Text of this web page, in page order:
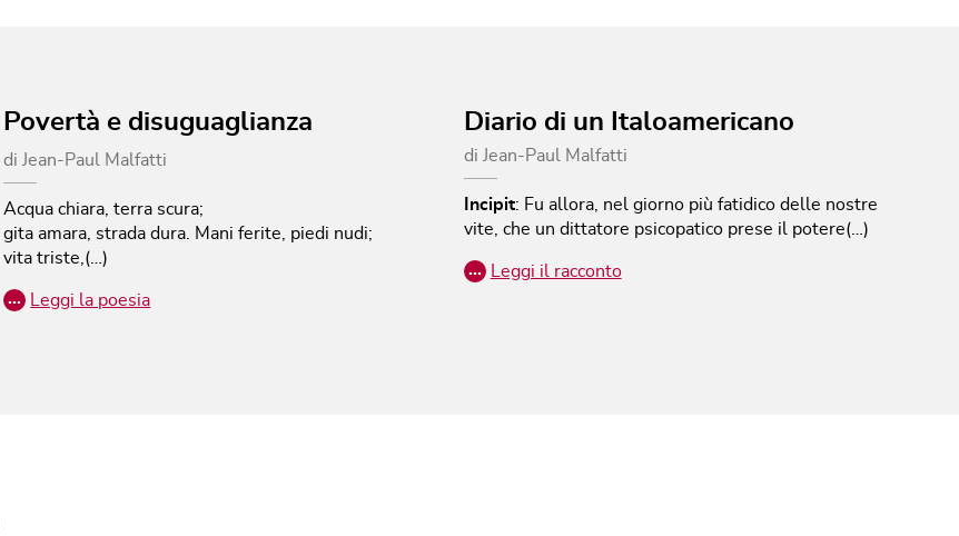
Povertà e disuguaglianza
di Jean-Paul Malfatti
Acqua chiara, terra scura;
gita amara, strada dura.
Mani ferite, piedi nudi;
vita triste,(…)
… Leggi la poesia
Diario di un Italoamericano
di Jean-Paul Malfatti
Incipit: Fu allora, nel giorno più fatidico delle nostre
vite, che un dittatore psicopatico prese il potere(…)
… Leggi il racconto